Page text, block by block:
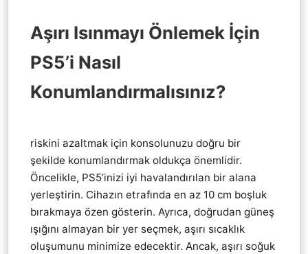
Aşırı Isınmayı Önlemek İçin
PS5’i Nasıl
Konumlandırmalısınız?
riskini azaltmak için konsolunuzu doğru bir
şekilde konumlandırmak oldukça önemlidir.
Öncelikle, PS5’inizi iyi havalandırılan bir alana
yerleştirin. Cihazın etrafında en az 10 cm boşluk
bırakmaya özen gösterin. Ayrıca, doğrudan güneş
ışığını almayan bir yer seçmek, aşırı sıcaklık
oluşumunu minimize edecektir. Ancak, aşırı soğuk